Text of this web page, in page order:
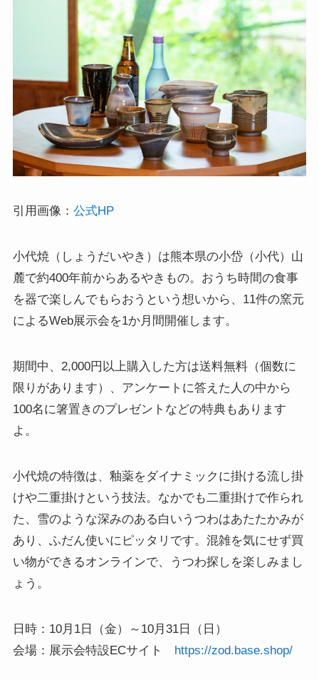
引用画像： 公式HP
小代焼（しょうだいやき）は熊本県の小岱（小代）山
麓で約400年前からあるやきもの。おうち時間の食事
を器で楽しんでもらおうという想いから、11件の窯元
によるWeb展示会を1か月間開催します。
期間中、2,000円以上購入した方は送料無料（個数に
限りがあります）、アンケートに答えた人の中から
100名に箸置きのプレゼントなどの特典もあります
よ。
小代焼の特徴は、釉薬をダイナミックに掛ける流し掛
けや二重掛けという技法。なかでも二重掛けで作られ
た、雪のような深みのある白いうつわはあたたかみが
あり、ふだん使いにピッタリです。混雑を気にせず買
い物ができるオンラインで、うつわ探しを楽しみまし
ょう。
日時：10月1日（金）～10月31日（日）
会場：展示会特設ECサイト https://zod.base.shop/